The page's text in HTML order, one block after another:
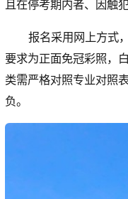
且在停考期内者、因触
报名采用网上方式
要求为正面免冠彩照，
类需严格对照专业对照
负。